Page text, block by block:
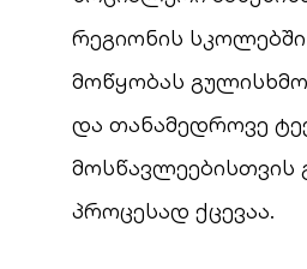
რეგიონის
მოწყობას
და თანამედროვე
მოსწავლეებისთვის
პროცესად ქცევაა.